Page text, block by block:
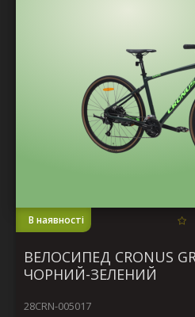
В наявності
ВЕЛОСИПЕД CRONUS
ЧОРНИЙ-ЗЕЛЕНИЙ
28CRN-005017